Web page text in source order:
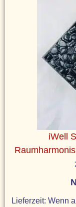
iWell
Lieferzeit: Wenn